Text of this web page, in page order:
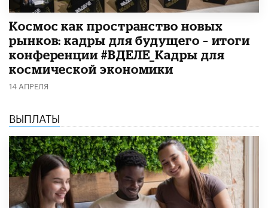
Космос как пространство новых
рынков: кадры для будущего – итоги
конференции #ВДЕЛЕ_Кадры для
космической экономики
14 АПРЕЛЯ
ВЫПЛАТЫ